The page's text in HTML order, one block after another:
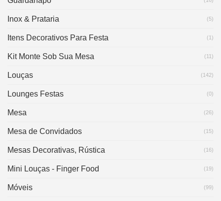
Inox & Prataria (5)
Itens Decorativos Para Festa (1)
Kit Monte Sob Sua Mesa (11)
Louças (142)
Lounges Festas (0)
Mesa (26)
Mesa de Convidados (15)
Mesas Decorativas, Rústica (16)
Mini Louças - Finger Food (19)
Móveis (99)